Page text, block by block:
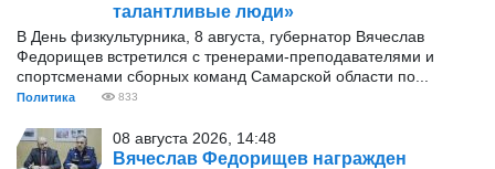
талантливые люди»
В День физкультурника, 8 августа, губернатор Вячеслав
Федорищев встретился с тренерами-преподавателями и
спортсменами сборных команд Самарской области по...
Политика 833
08 августа 2026, 14:48
Вячеслав Федорищев награжден